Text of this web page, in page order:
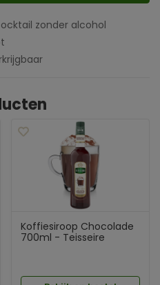
zonder alcohol
Koffiesiroop Chocolade
700ml - Teisseire